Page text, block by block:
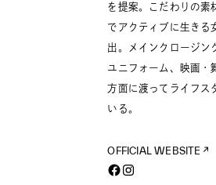
を提案。こだわりの素
でアクティブに生きる
出。メインクロージン
ユニフォーム、映画・
方面に渡ってライフス
いる。
OFFICIAL WEBSITE